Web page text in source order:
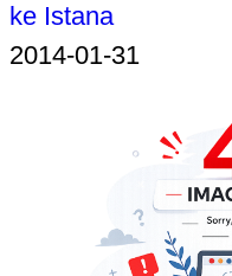
ke Istana
2014-01-31